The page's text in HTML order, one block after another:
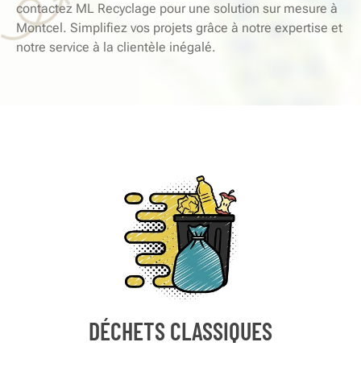
contactez ML Recyclage pour une solution sur mesure à
Montcel. Simplifiez vos projets grâce à notre expertise et
notre service à la clientèle inégalé.
DÉCHETS CLASSIQUES